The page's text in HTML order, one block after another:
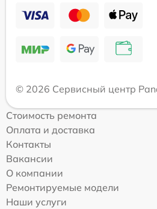
© 2026 Сервисный центр
Стоимость ремонта
Оплата и доставка
Контакты
Вакансии
О компании
Ремонтируемые модели
Наши услуги